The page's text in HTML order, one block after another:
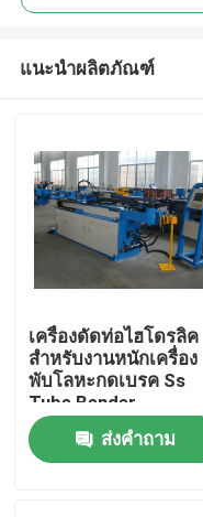
แนะนำผลิตภัณฑ์
เครื่องดัดท่อไฮโดรลิค
สำหรับงานหนักเครื่อง
พับโลหะกดเบรค Ss
Tube Bender
ส่งคำถาม